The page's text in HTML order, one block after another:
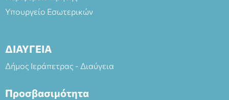
Υπουργείο Εσωτερικών
ΔΙΑΥΓΕΙΑ
Δήμος Ιεράπετρας - Διαύγεια
Προσβασιμότητα